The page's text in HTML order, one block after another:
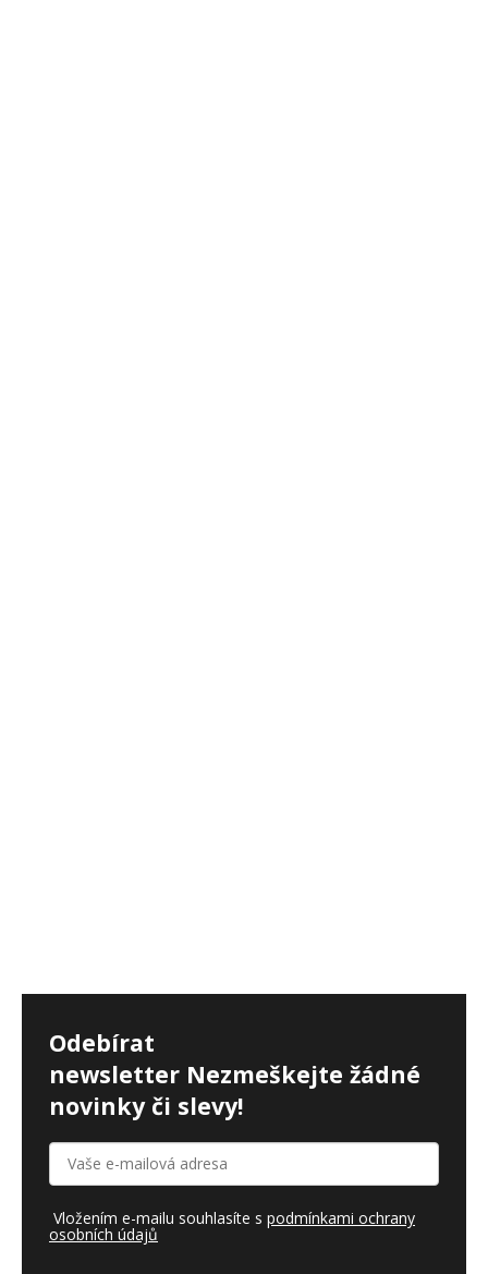
Odebírat
newsletter Nezmeškejte žádné
novinky či slevy!
Vložením e-mailu souhlasíte s podmínkami ochrany
osobních údajů